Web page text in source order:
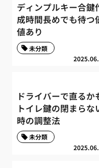
ディンプルキー合鍵
成時間長めでも待つ
値あり
未分類
ドライバーで直るか
トイレ鍵の閉まらな
時の調整法
未分類